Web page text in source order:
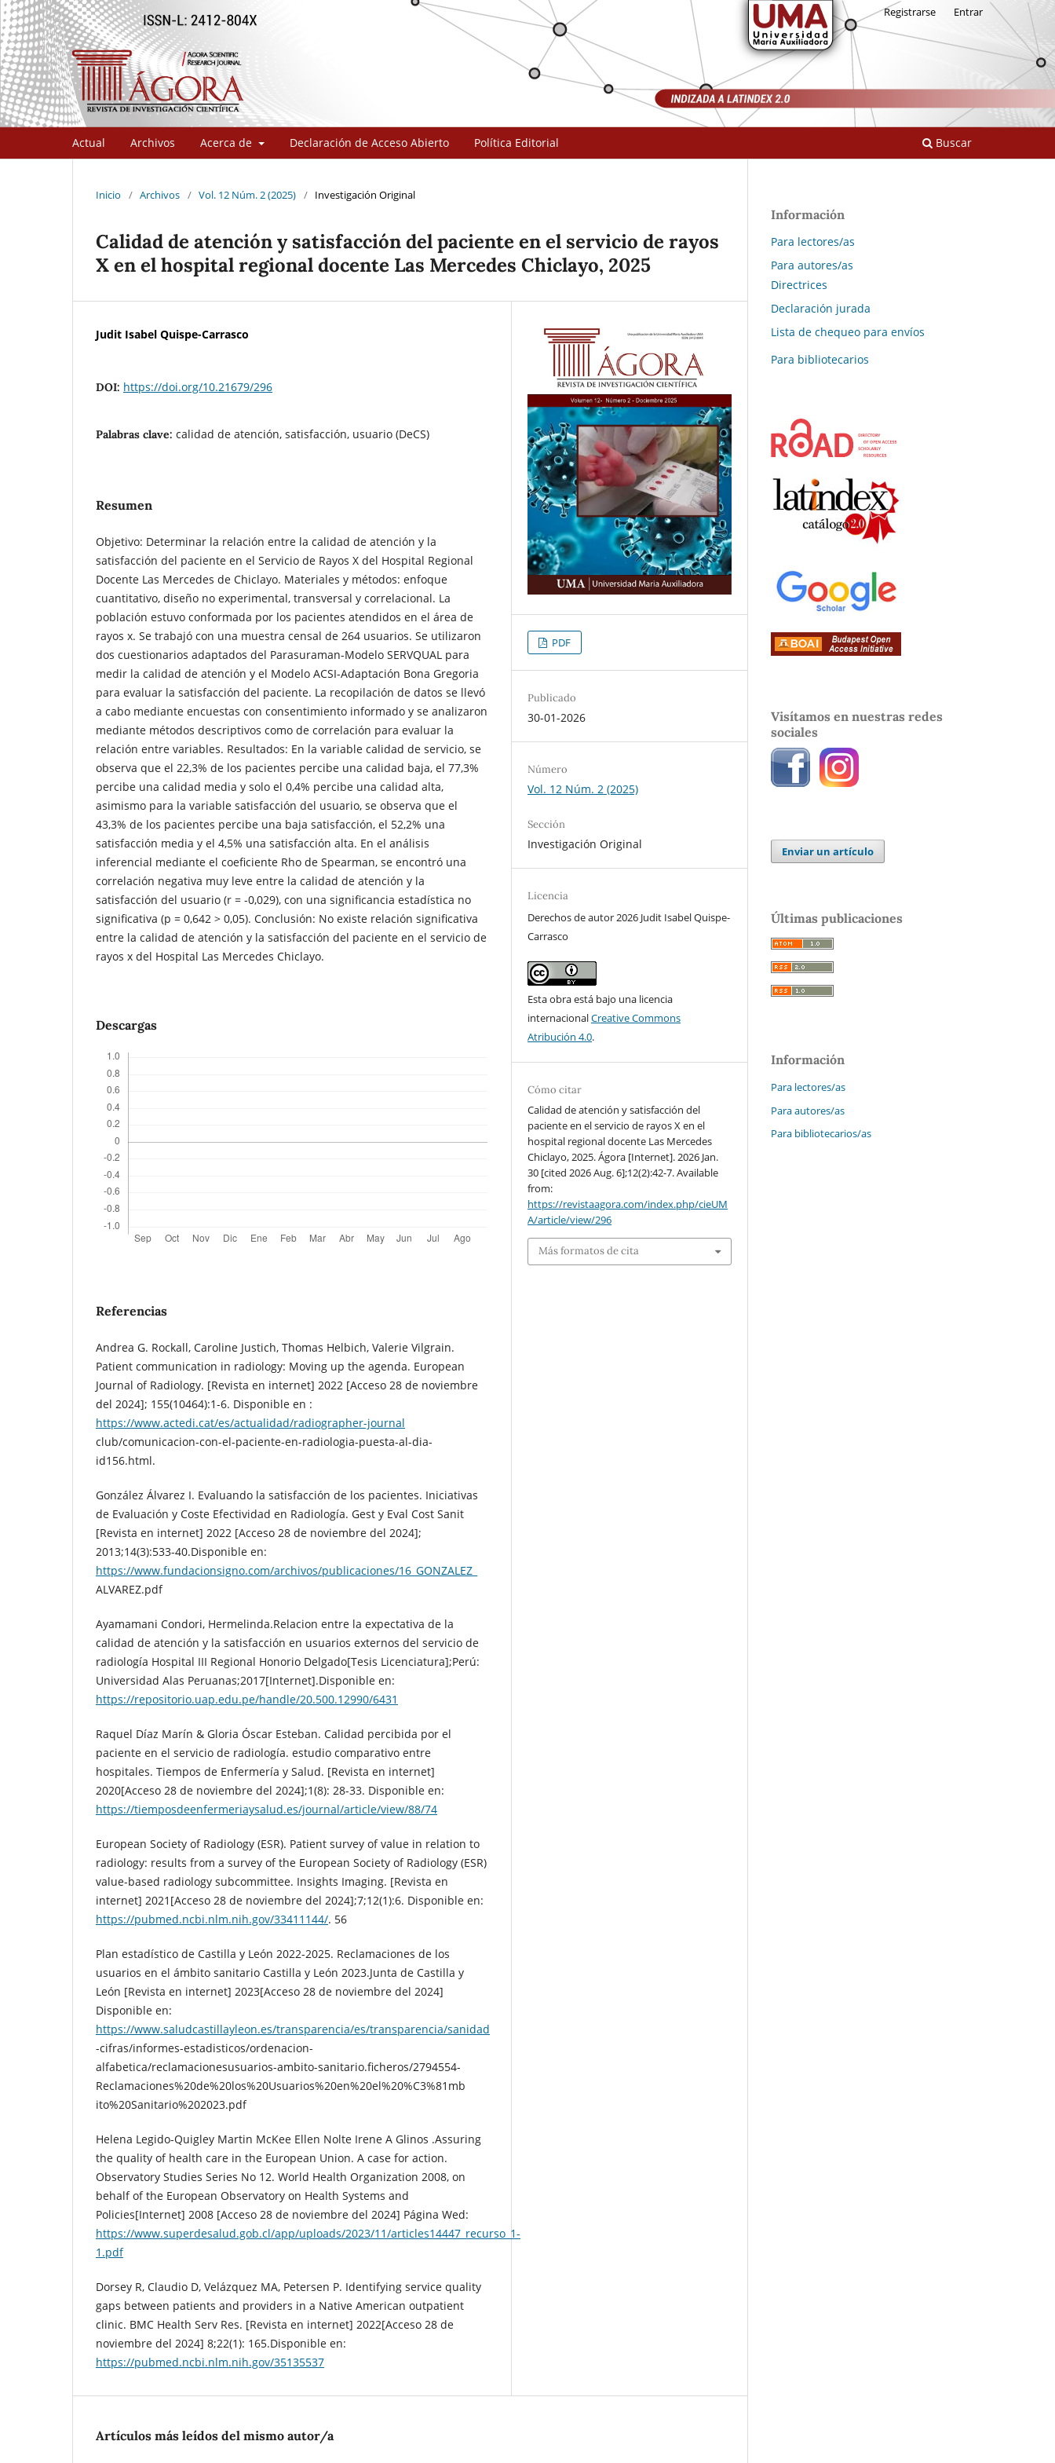
Actual Archivos Acerca de Declaración de Acceso Abierto Política Editorial Buscar
Registrarse Entrar
Inicio / Archivos / Vol. 12 Núm. 2 (2025) / Investigación Original
Calidad de atención y satisfacción del paciente en el servicio de rayos
X en el hospital regional docente Las Mercedes Chiclayo, 2025
Judit Isabel Quispe-Carrasco
DOI: https://doi.org/10.21679/296
Palabras clave: calidad de atención, satisfacción, usuario (DeCS)
Resumen
Objetivo: Determinar la relación entre la calidad de atención y la
satisfacción del paciente en el Servicio de Rayos X del Hospital Regional
Docente Las Mercedes de Chiclayo. Materiales y métodos: enfoque
cuantitativo, diseño no experimental, transversal y correlacional. La
población estuvo conformada por los pacientes atendidos en el área de
rayos x. Se trabajó con una muestra censal de 264 usuarios. Se utilizaron
dos cuestionarios adaptados del Parasuraman-Modelo SERVQUAL para
medir la calidad de atención y el Modelo ACSI-Adaptación Bona Gregoria
para evaluar la satisfacción del paciente. La recopilación de datos se llevó
a cabo mediante encuestas con consentimiento informado y se analizaron
mediante métodos descriptivos como de correlación para evaluar la
relación entre variables. Resultados: En la variable calidad de servicio, se
observa que el 22,3% de los pacientes percibe una calidad baja, el 77,3%
percibe una calidad media y solo el 0,4% percibe una calidad alta,
asimismo para la variable satisfacción del usuario, se observa que el
43,3% de los pacientes percibe una baja satisfacción, el 52,2% una
satisfacción media y el 4,5% una satisfacción alta. En el análisis
inferencial mediante el coeficiente Rho de Spearman, se encontró una
correlación negativa muy leve entre la calidad de atención y la
satisfacción del usuario (r = -0,029), con una significancia estadística no
significativa (p = 0,642 > 0,05). Conclusión: No existe relación significativa
entre la calidad de atención y la satisfacción del paciente en el servicio de
rayos x del Hospital Las Mercedes Chiclayo.
Descargas
Referencias
Andrea G. Rockall, Caroline Justich, Thomas Helbich, Valerie Vilgrain.
Patient communication in radiology: Moving up the agenda. European
Journal of Radiology. [Revista en internet] 2022 [Acceso 28 de noviembre
del 2024]; 155(10464):1-6. Disponible en :
https://www.actedi.cat/es/actualidad/radiographer-journal
club/comunicacion-con-el-paciente-en-radiologia-puesta-al-dia-
id156.html.
González Álvarez I. Evaluando la satisfacción de los pacientes. Iniciativas
de Evaluación y Coste Efectividad en Radiología. Gest y Eval Cost Sanit
[Revista en internet] 2022 [Acceso 28 de noviembre del 2024];
2013;14(3):533-40.Disponible en:
https://www.fundacionsigno.com/archivos/publicaciones/16_GONZALEZ_
ALVAREZ.pdf
Ayamamani Condori, Hermelinda.Relacion entre la expectativa de la
calidad de atención y la satisfacción en usuarios externos del servicio de
radiología Hospital III Regional Honorio Delgado[Tesis Licenciatura];Perú:
Universidad Alas Peruanas;2017[Internet].Disponible en:
https://repositorio.uap.edu.pe/handle/20.500.12990/6431
Raquel Díaz Marín & Gloria Óscar Esteban. Calidad percibida por el
paciente en el servicio de radiología. estudio comparativo entre
hospitales. Tiempos de Enfermería y Salud. [Revista en internet]
2020[Acceso 28 de noviembre del 2024];1(8): 28-33. Disponible en:
https://tiemposdeenfermeriaysalud.es/journal/article/view/88/74
European Society of Radiology (ESR). Patient survey of value in relation to
radiology: results from a survey of the European Society of Radiology (ESR)
value-based radiology subcommittee. Insights Imaging. [Revista en
internet] 2021[Acceso 28 de noviembre del 2024];7;12(1):6. Disponible en:
https://pubmed.ncbi.nlm.nih.gov/33411144/. 56
Plan estadístico de Castilla y León 2022-2025. Reclamaciones de los
usuarios en el ámbito sanitario Castilla y León 2023.Junta de Castilla y
León [Revista en internet] 2023[Acceso 28 de noviembre del 2024]
Disponible en:
https://www.saludcastillayleon.es/transparencia/es/transparencia/sanidad
-cifras/informes-estadisticos/ordenacion-
alfabetica/reclamacionesusuarios-ambito-sanitario.ficheros/2794554-
Reclamaciones%20de%20los%20Usuarios%20en%20el%20%C3%81mb
ito%20Sanitario%202023.pdf
Helena Legido-Quigley Martin McKee Ellen Nolte Irene A Glinos .Assuring
the quality of health care in the European Union. A case for action.
Observatory Studies Series No 12. World Health Organization 2008, on
behalf of the European Observatory on Health Systems and
Policies[Internet] 2008 [Acceso 28 de noviembre del 2024] Página Wed:
https://www.superdesalud.gob.cl/app/uploads/2023/11/articles14447_recurso_1-
1.pdf
Dorsey R, Claudio D, Velázquez MA, Petersen P. Identifying service quality
gaps between patients and providers in a Native American outpatient
clinic. BMC Health Serv Res. [Revista en internet] 2022[Acceso 28 de
noviembre del 2024] 8;22(1): 165.Disponible en:
https://pubmed.ncbi.nlm.nih.gov/35135537
PDF
Publicado
30-01-2026
Número
Vol. 12 Núm. 2 (2025)
Sección
Investigación Original
Licencia
Derechos de autor 2026 Judit Isabel Quispe-
Carrasco
Esta obra está bajo una licencia
internacionalCreative Commons
Atribución 4.0.
Cómo citar
Calidad de atención y satisfacción del
paciente en el servicio de rayos X en el
hospital regional docente Las Mercedes
Chiclayo, 2025. Ágora [Internet]. 2026 Jan.
30 [cited 2026 Aug. 6];12(2):42-7. Available
from:
https://revistaagora.com/index.php/cieUM
A/article/view/296
Más formatos de cita
Artículos más leídos del mismo autor/a
Información
Para lectores/as
Para autores/as
Directrices
Declaración jurada
Lista de chequeo para envíos
Para bibliotecarios
Visítamos en nuestras redes
sociales
Enviar un artículo
Últimas publicaciones
Información
Para lectores/as
Para autores/as
Para bibliotecarios/as